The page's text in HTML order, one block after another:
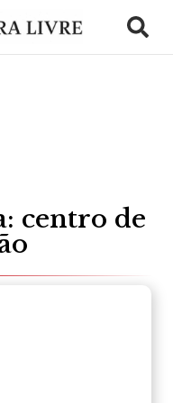
centro de